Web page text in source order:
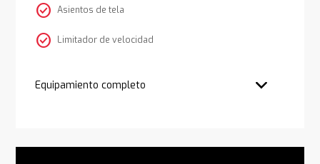
check_circle Asientos de tela
check_circle Limitador de velocidad
Equipamiento completo